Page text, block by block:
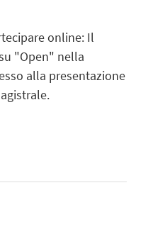
online: Il
"Open" nella
alla presentazione